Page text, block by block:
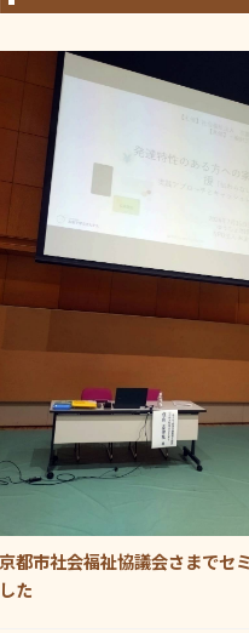
京都市社会福祉協議会さまでセ
した